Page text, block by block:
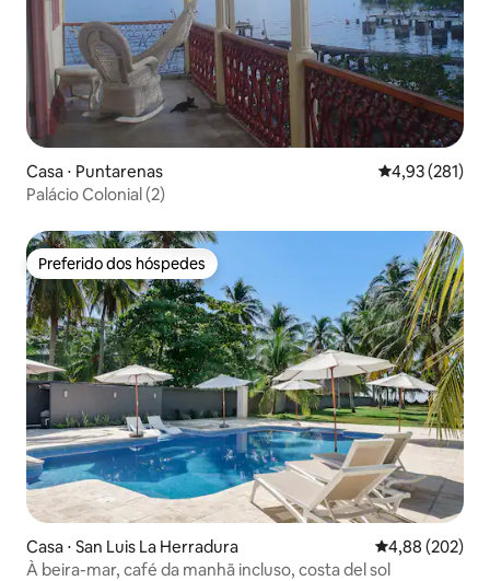
Casa ⋅ Puntarenas 4,93 de uma
4,93 (281)
Palácio Colonial (2)
Preferido dos hóspedes
Preferido dos hóspedes
Casa ⋅ San Luis La Herradura 4,88 de uma
4,88 (202)
À beira-mar, café da manhã incluso, costa del sol